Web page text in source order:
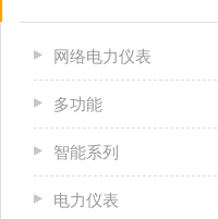
网络电力仪表
多功能
智能系列
电力仪表